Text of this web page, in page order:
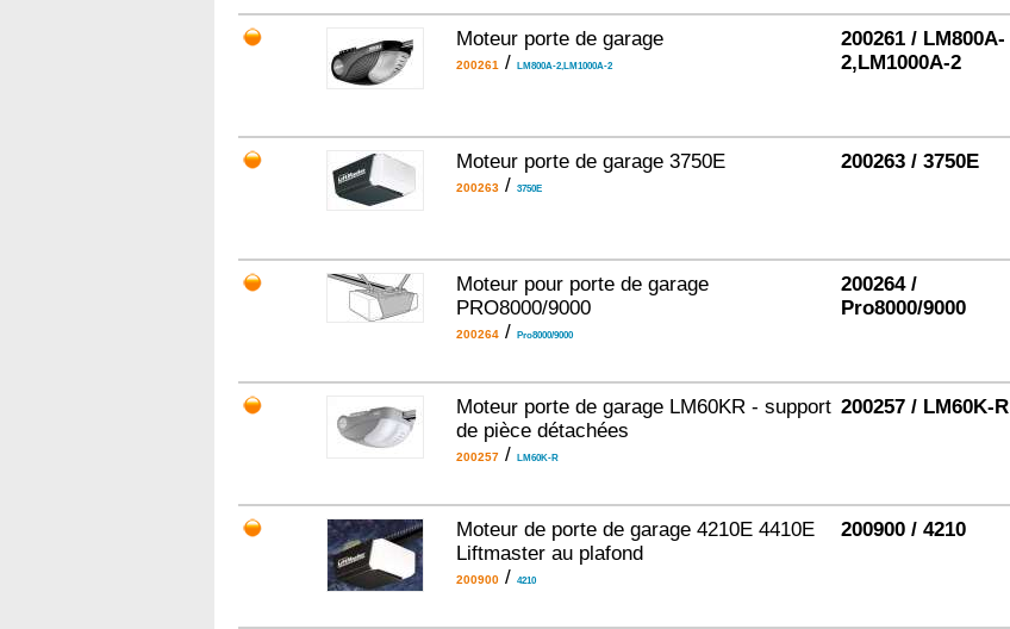
Moteur porte de garage
200261/ LM800A-2,LM1000A-2
200261 / LM800A-
2,LM1000A-2
Moteur porte de garage 3750E
200263/ 3750E
200263 / 3750E
Moteur pour porte de garage
PRO8000/9000
200264/ Pro8000/9000
200264 /
Pro8000/9000
Moteur porte de garage LM60KR - support
de pièce détachées
200257/ LM60K-R
200257 / LM60K-R
Moteur de porte de garage 4210E 4410E
Liftmaster au plafond
200900/ 4210
200900 / 4210